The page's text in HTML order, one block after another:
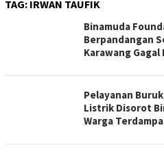
TAG: IRWAN TAUFIK
Binamuda
Berpandangan
Karawang
Pelayanan
Listrik Disorot
Warga